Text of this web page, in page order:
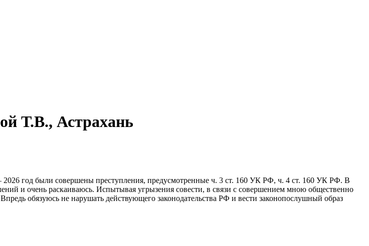
Т.В., Астрахань
год были совершены преступления, предусмотренные ч. 3 ст. 160 УК РФ, ч. 4 ст. 160 УК РФ. В
и очень раскаиваюсь. Испытывая угрызения совести, в связи с совершением мною общественно
обязуюсь не нарушать действующего законодательства РФ и вести законопослушный образ